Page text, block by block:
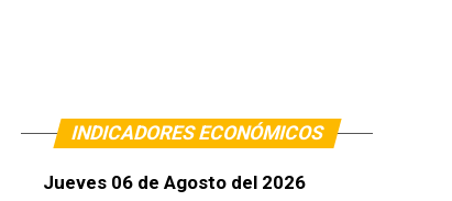
INDICADORES ECONÓMICOS
Jueves 06 de Agosto del 2026